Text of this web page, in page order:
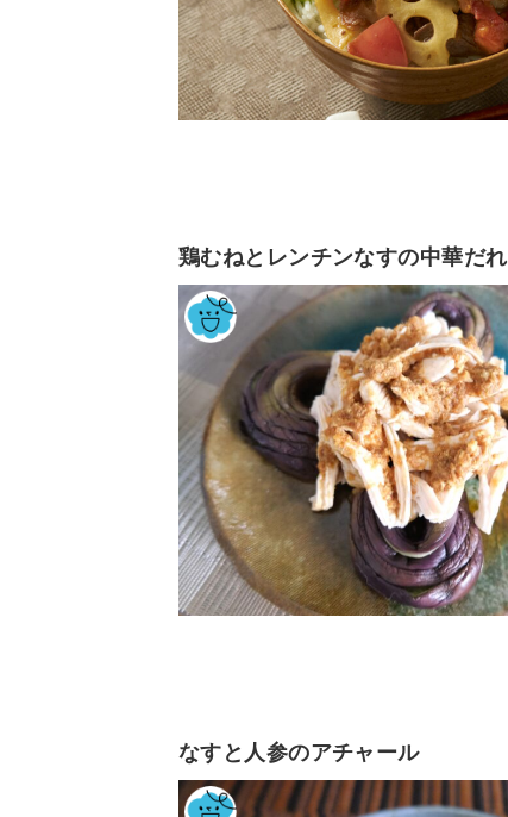
鶏むねとレンチンなすの中華だれ
なすと人参のアチャール